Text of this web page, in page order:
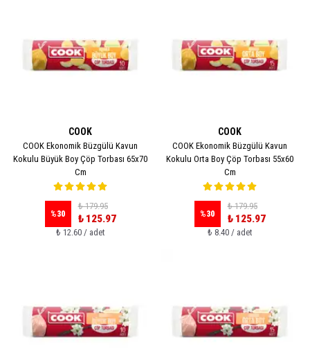
COOK
COOK Ekonomik Büzgülü Kavun
Kokulu Büyük Boy Çöp Torbası 65x70
Cm
%30
₺ 179.95
₺ 125.97
₺ 12.60 / adet
COOK
COOK Ekonomik Büzgülü Kavun
Kokulu Orta Boy Çöp Torbası 55x60
Cm
%30
₺ 179.95
₺ 125.97
₺ 8.40 / adet